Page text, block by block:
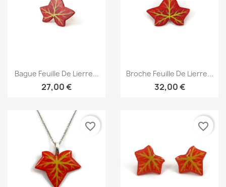
Aperçu rapide
Bague Feuille De Lierre...
27,00 €
Aperçu rapide
Broche Feuille De Lierre...
32,00 €
favorite_border favorite_border